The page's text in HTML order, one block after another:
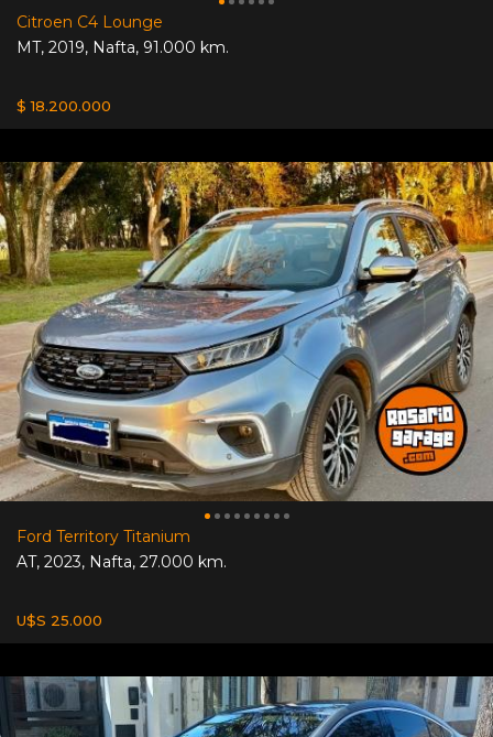
Citroen C4 Lounge
MT, 2019, Nafta, 91.000 km.
$ 18.200.000
Ford Territory Titanium
AT, 2023, Nafta, 27.000 km.
U$S 25.000